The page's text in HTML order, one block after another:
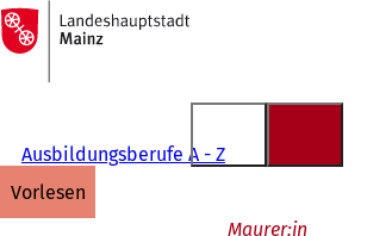
Inhalt anspringen
Zur
Startseite
Ausbildungsberufe A - Z
vorlesen
Maurer:in